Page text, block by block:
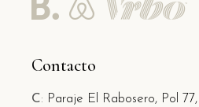
Contacto
C: Paraje El Rabosero, Pol